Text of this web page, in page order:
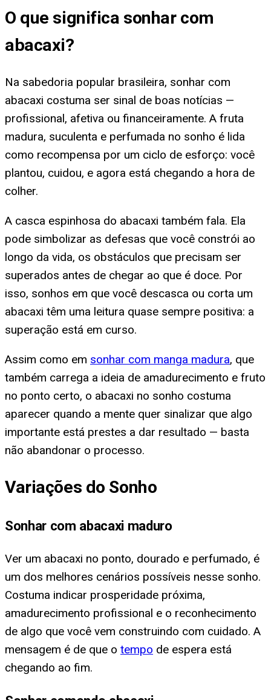
O que significa sonhar com
abacaxi?
Na sabedoria popular brasileira, sonhar com
abacaxi costuma ser sinal de boas notícias —
profissional, afetiva ou financeiramente. A fruta
madura, suculenta e perfumada no sonho é lida
como recompensa por um ciclo de esforço: você
plantou, cuidou, e agora está chegando a hora de
colher.
A casca espinhosa do abacaxi também fala. Ela
pode simbolizar as defesas que você constrói ao
longo da vida, os obstáculos que precisam ser
superados antes de chegar ao que é doce. Por
isso, sonhos em que você descasca ou corta um
abacaxi têm uma leitura quase sempre positiva: a
superação está em curso.
Assim como em sonhar com manga madura, que
também carrega a ideia de amadurecimento e fruto
no ponto certo, o abacaxi no sonho costuma
aparecer quando a mente quer sinalizar que algo
importante está prestes a dar resultado — basta
não abandonar o processo.
Variações do Sonho
Sonhar com abacaxi maduro
Ver um abacaxi no ponto, dourado e perfumado, é
um dos melhores cenários possíveis nesse sonho.
Costuma indicar prosperidade próxima,
amadurecimento profissional e o reconhecimento
de algo que você vem construindo com cuidado. A
mensagem é de que o tempo de espera está
chegando ao fim.